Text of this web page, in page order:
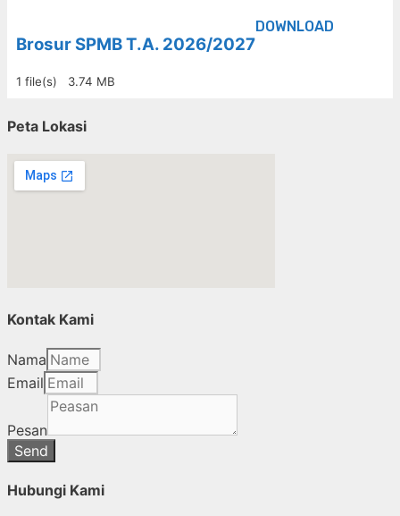
Brosur SPMB T.A. 2026/2027
1 file(s) 3.74 MB
DOWNLOAD
Peta Lokasi
Kontak Kami
Nama
Email
Pesan
Send
Hubungi Kami